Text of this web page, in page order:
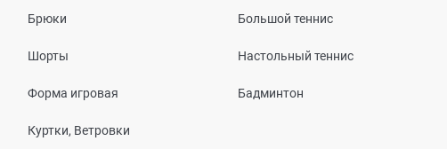
Брюки
Шорты
Форма игровая
Куртки, Ветровки
Большой теннис
Настольный теннис
Бадминтон